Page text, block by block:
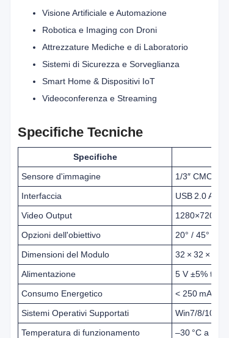
Visione Artificiale e Automazione
Robotica e Imaging con Droni
Attrezzature Mediche e di Laboratorio
Sistemi di Sicurezza e Sorveglianza
Smart Home & Dispositivi IoT
Videoconferenza e Streaming
Specifiche Tecniche
Specifiche
Sensore d'immagine
1/3″ CMOS,
Interfaccia
USB 2.0 Alta
Video Output
1280×720 @
Opzioni dell'obiettivo
20° / 45° /
Dimensioni del Modulo
32 × 32 ×
Alimentazione
5 V ±5%
Consumo Energetico
< 250 mA
Sistemi Operativi Supportati
Win7/8/10,
Temperatura di funzionamento
–30 °C a +70